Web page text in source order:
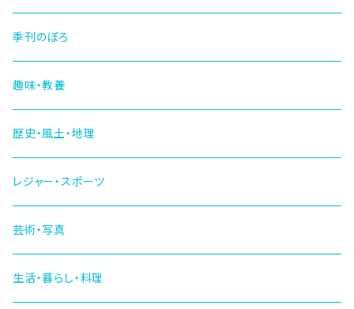
季刊のぼろ
趣味・教養
歴史・風土・地理
レジャー・スポーツ
芸術・写真
生活・暮らし・料理